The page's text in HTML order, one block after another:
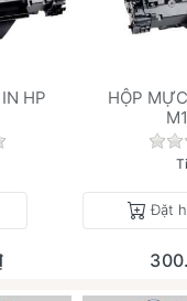
HP
có đánh giá nào cho
HỘP
Đặt